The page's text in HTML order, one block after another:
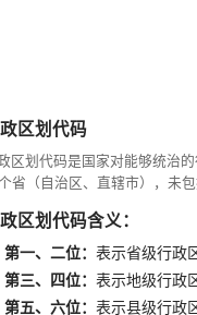
区划代码
区划代码是国家对能够统治
省（自治区、直辖市），未
区划代码含义：
第一、二位： 表示省级行政
第三、四位： 表示地级行政
第五、六位： 表示县级行政